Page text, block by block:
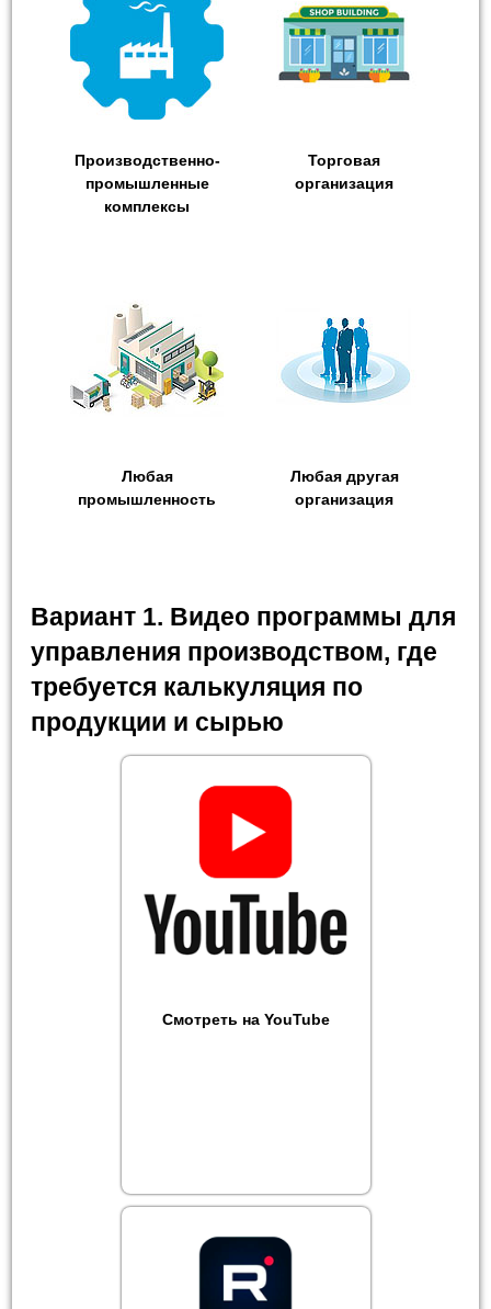
Производственно-
промышленные
комплексы
Торговая
организация
Любая
промышленность
Любая другая
организация
Вариант 1. Видео программы для
управления производством, где
требуется калькуляция по
продукции и сырью
Смотреть на YouTube